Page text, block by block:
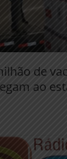
de
ao